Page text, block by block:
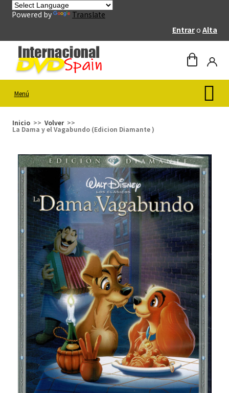
Powered by
Translate
Entraro Alta
Menú
Inicio Volver
La Dama y el Vagabundo (Edicion Diamante )